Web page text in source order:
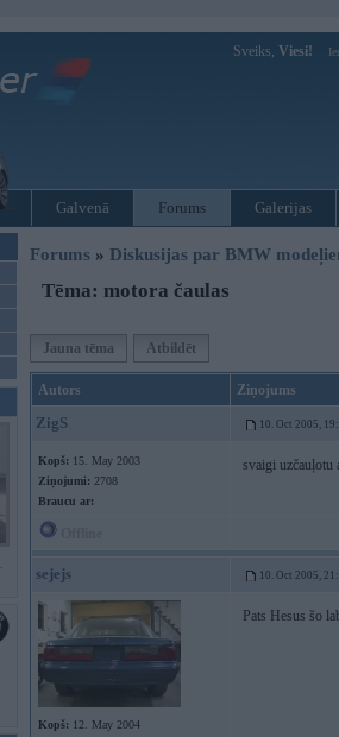
Sveiks, Viesi!
Galvenā Forums Galerijas
Forums » Diskusijas par BMW
Tēma: motora čaulas
Jauna tēma Atbildēt
Autors Ziņojums
ZigS 10. Oct 2005,
Kopš: 15. May 2003
Ziņojumi: 2708
Braucu ar:
svaigi uzčauļotu
sejejs 10. Oct 2005,
Kopš: 12. May 2004
Pats Hesus šo